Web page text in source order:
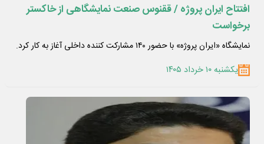
افتتاح ایران پروژه / ققنوس صنعت نمایشگاهی از خاکستر
برخواست
نمایشگاه «ایران پروژه» با حضور ۱۴۰ مشارکت کننده داخلی آغاز به کار کرد.
یکشنبه ۱۰ خرداد ۱۴۰۵